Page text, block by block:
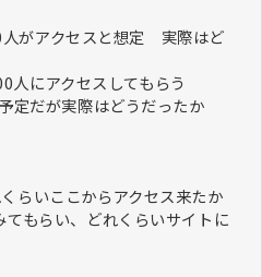
がアクセスと想定 実際はど
人にアクセスしてもらう
定だが実際はどうだったか
らいここからアクセス来たか
もらい、どれくらいサイトに